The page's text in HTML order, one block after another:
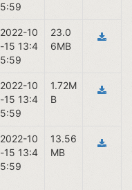
5:59
2022-10
-15 13:4
5:59
23.0
6MB
2022-10
-15 13:4
5:59
1.72M
B
2022-10
-15 13:4
5:59
13.56
MB